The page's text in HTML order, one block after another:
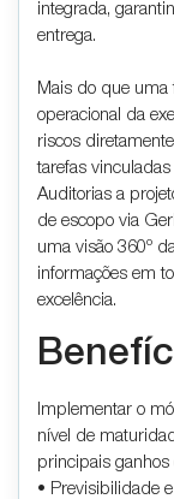
integrada,
entrega.
Mais do que uma
operacional da
riscos
tarefas
Auditorias a
de escopo via
uma visão 360º
informações em
excelência.
Implementar o
nível de
principais ganhos
• Previsibilidade